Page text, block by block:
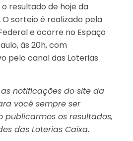
resultado de hoje da
O sorteio é realizado pela
e ocorre no Espaço
às 20h, com
pelo canal das Loterias
notificações do site da
você sempre ser
os resultados,
das Loterias Caixa.